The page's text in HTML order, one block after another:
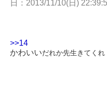
日：2013/11/10(日)
>>14
かわいいだれか先生きてくれ